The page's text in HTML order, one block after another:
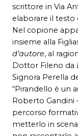
scrittore in Via
elaborare il
Nel copione
insieme alla
d’autore, al
Dottor Fileno da
Signora Perella
“Pirandello è un
Roberto Gandini
percorso
metterlo in